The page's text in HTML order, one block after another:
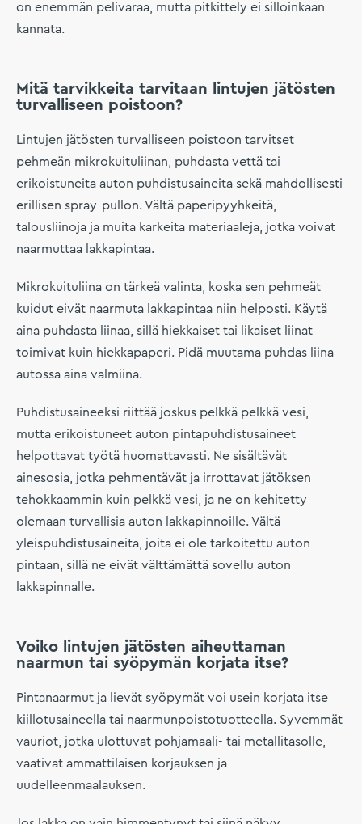
on enemmän pelivaraa, mutta pitkittely ei silloinkaan
kannata.
Mitä tarvikkeita tarvitaan lintujen jätösten
turvalliseen poistoon?
Lintujen jätösten turvalliseen poistoon tarvitset
pehmeän mikrokuituliinan, puhdasta vettä tai
erikoistuneita auton puhdistusaineita sekä mahdollisesti
erillisen spray-pullon. Vältä paperipyyhkeitä,
talousliinoja ja muita karkeita materiaaleja, jotka voivat
naarmuttaa lakkapintaa.
Mikrokuituliina on tärkeä valinta, koska sen pehmeät
kuidut eivät naarmuta lakkapintaa niin helposti. Käytä
aina puhdasta liinaa, sillä hiekkaiset tai likaiset liinat
toimivat kuin hiekkapaperi. Pidä muutama puhdas liina
autossa aina valmiina.
Puhdistusaineeksi riittää joskus pelkkä pelkkä vesi,
mutta erikoistuneet auton pintapuhdistusaineet
helpottavat työtä huomattavasti. Ne sisältävät
ainesosia, jotka pehmentävät ja irrottavat jätöksen
tehokkaammin kuin pelkkä vesi, ja ne on kehitetty
olemaan turvallisia auton lakkapinnoille. Vältä
yleispuhdistusaineita, joita ei ole tarkoitettu auton
pintaan, sillä ne eivät välttämättä sovellu auton
lakkapinnalle.
Voiko lintujen jätösten aiheuttaman
naarmun tai syöpymän korjata itse?
Pintanaarmut ja lievät syöpymät voi usein korjata itse
kiillotusaineella tai naarmunpoistotuotteella. Syvemmät
vauriot, jotka ulottuvat pohjamaali- tai metallitasolle,
vaativat ammattilaisen korjauksen ja
uudelleenmaalauksen.